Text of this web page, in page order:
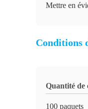
Mettre en
Conditions
Quantité de
100 paquets